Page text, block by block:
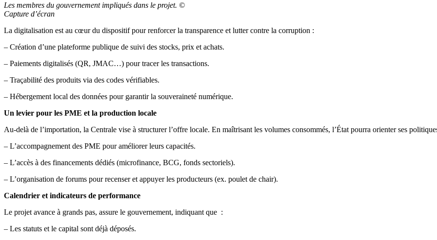
Les membres du gouvernement impliqués dans le projet. ©
Capture d’écran
La digitalisation est au cœur du dispositif pour renforcer la transparence et lutter contre la corruption :
– Création d’une plateforme publique de suivi des stocks, prix et achats.
– Paiements digitalisés (QR, JMAC…) pour tracer les transactions.
– Traçabilité des produits via des codes vérifiables.
– Hébergement local des données pour garantir la souveraineté numérique.
Un levier pour les PME et la production locale
Au-delà de l’importation, la Centrale vise à structurer l’offre locale. En maîtrisant les volumes consommés, l’État pourra orienter ses
– L’accompagnement des PME pour améliorer leurs capacités.
– L’accès à des financements dédiés (microfinance, BCG, fonds sectoriels).
– L’organisation de forums pour recenser et appuyer les producteurs (ex. poulet de chair).
Calendrier et indicateurs de performance
Le projet avance à grands pas, assure le gouvernement, indiquant que :
– Les statuts et le capital sont déjà déposés.